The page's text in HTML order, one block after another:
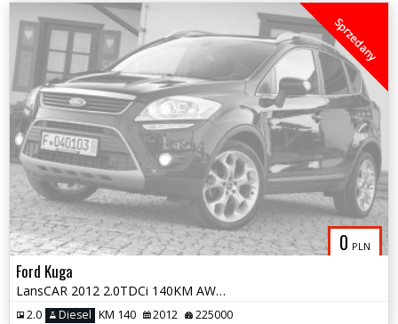
0 PLN
Sprzedany
Ford Kuga
LansCAR 2012 2.0TDCi 140KM AWD TitaniumS PanoramaNavKameraSkóraLED PDC
2.0 Diesel KM 140 2012 225000